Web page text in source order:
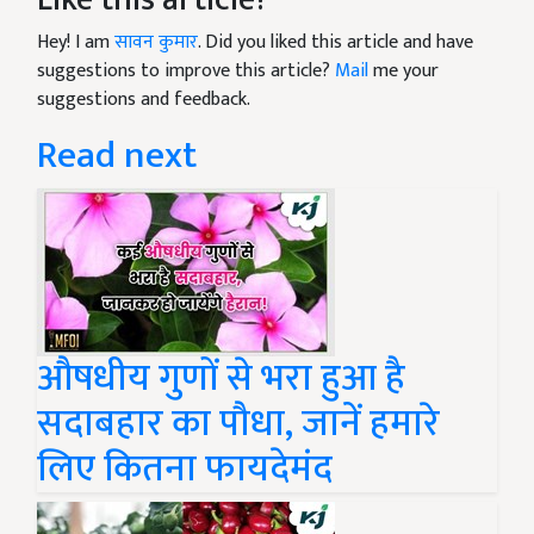
Hey! I amसावन कुमार. Did you liked this article and have
suggestions to improve this article? Mailme your
suggestions and feedback.
Read next
औषधीय गुणों से भरा हुआ है
सदाबहार का पौधा, जानें हमारे
लिए कितना फायदेमंद